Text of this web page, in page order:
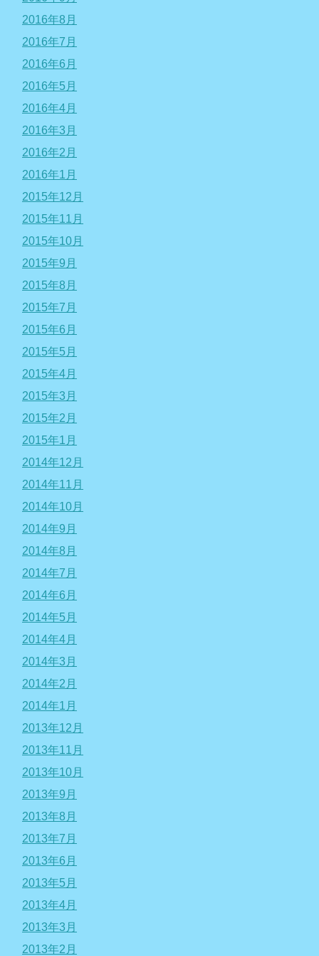
2016年8月
2016年7月
2016年6月
2016年5月
2016年4月
2016年3月
2016年2月
2016年1月
2015年12月
2015年11月
2015年10月
2015年9月
2015年8月
2015年7月
2015年6月
2015年5月
2015年4月
2015年3月
2015年2月
2015年1月
2014年12月
2014年11月
2014年10月
2014年9月
2014年8月
2014年7月
2014年6月
2014年5月
2014年4月
2014年3月
2014年2月
2014年1月
2013年12月
2013年11月
2013年10月
2013年9月
2013年8月
2013年7月
2013年6月
2013年5月
2013年4月
2013年3月
2013年2月